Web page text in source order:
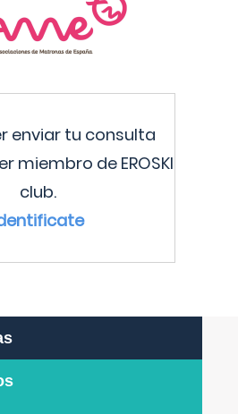
enviar tu consulta
miembro de EROSKI
club.